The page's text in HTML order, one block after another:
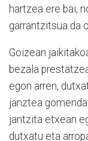
hartzea ere bai,
garrantzitsua da
Goizean
bezala
egon arren,
janztea
jantzita etxean
dutxatu eta